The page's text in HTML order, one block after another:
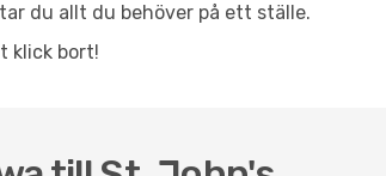
du allt du behöver på ett ställe.
klick bort!